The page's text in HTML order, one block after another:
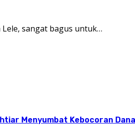
sangat bagus untuk…
Menyumbat Kebocoran